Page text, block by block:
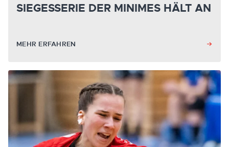
SIEGESSERIE DER MINIMES HÄLT AN
MEHR ERFAHREN